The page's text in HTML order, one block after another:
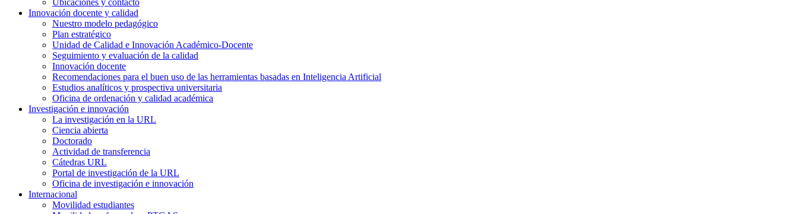
Innovación docente y calidad
Nuestro modelo pedagógico
Plan estratégico
Unidad de Calidad e Innovación Académico-Docente
Seguimiento y evaluación de la calidad
Innovación docente
Recomendaciones para el buen uso de las herramientas basadas en Inteligencia Artificial
Estudios analíticos y prospectiva universitaria
Oficina de ordenación y calidad académica
Investigación e innovación
La investigación en la URL
Ciencia abierta
Doctorado
Actividad de transferencia
Cátedras URL
Portal de investigación de la URL
Oficina de investigación e innovación
Internacional
Movilidad estudiantes